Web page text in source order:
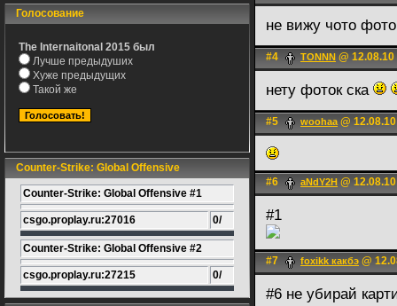
Голосование
The Internaitonal 2015 был
Лучше предыдуших
Хуже предыдущих
Такой же
Counter-Strike: Global Offensive
Counter-Strike: Global Offensive #1
csgo.proplay.ru:27016 0/
Counter-Strike: Global Offensive #2
csgo.proplay.ru:27215 0/
не вижу чото
#4 TONNN @
нету фоток ска
#5 woohaa@
#6 aNdY2H @
#1
#7 foxikk какбэ @
#6 не убирай